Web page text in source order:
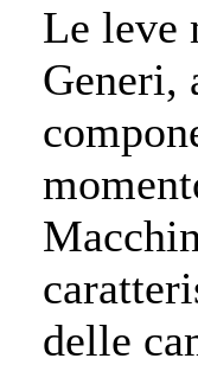
Le leve
Generi,
delle